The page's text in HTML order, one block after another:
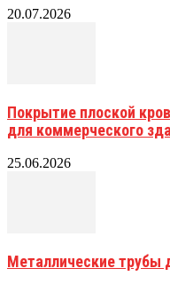
20.07.2026
Покрытие плоской
для коммерческого
25.06.2026
Металлические трубы